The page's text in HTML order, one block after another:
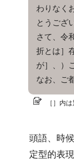
わりなく
とうござ
さて、令
折とは］
が］、）
なお、ご
［］内
頭語、時
定型的表